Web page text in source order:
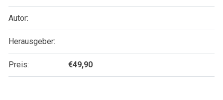
Autor:
Herausgeber:
Preis: €49,90